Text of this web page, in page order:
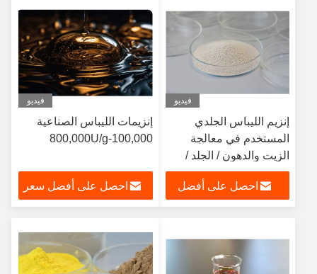
فيديو
إنزيم الليباس الجلدي
المستخدم في معالجة
الزيت والدهون / الجلد /
الغسيل / صناعة الورق
احصل على أفضل
فيديو
إنزيمات الليباس الصناعية
100,000-800,000U/g
احصل على أفضل سعر